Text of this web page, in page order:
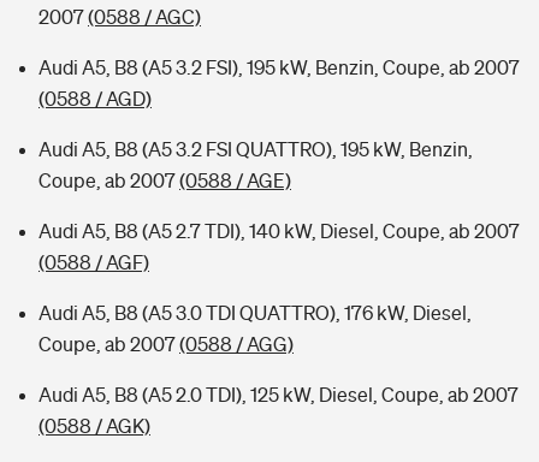
Tools
Kinderunfall-Check: Mehr Sicherheit für deine Kids
Typklassen: So ist Ihr Auto eingestuft
2007(0588 / AGC)
Audi A5, B8 (A5 3.2 FSI), 195 kW, Benzin, Coupe, ab 2007
(0588 / AGD)
Audi A5, B8 (A5 3.2 FSI QUATTRO), 195 kW, Benzin,
Coupe, ab 2007(0588 / AGE)
Audi A5, B8 (A5 2.7 TDI), 140 kW, Diesel, Coupe, ab 2007
(0588 / AGF)
Audi A5, B8 (A5 3.0 TDI QUATTRO), 176 kW, Diesel,
Coupe, ab 2007(0588 / AGG)
Audi A5, B8 (A5 2.0 TDI), 125 kW, Diesel, Coupe, ab 2007
(0588 / AGK)